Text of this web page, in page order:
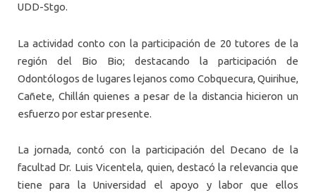
UDD-Stgo.
La actividad conto con la participación de 20 tutores de la
región del Bio Bio; destacando la participación de
Odontólogos de lugares lejanos como Cobquecura, Quirihue,
Cañete, Chillán quienes a pesar de la distancia hicieron un
esfuerzo por estar presente.
La jornada, contó con la participación del Decano de la
facultad Dr. Luis Vicentela, quien, destacó la relevancia que
tiene para la Universidad el apoyo y labor que ellos